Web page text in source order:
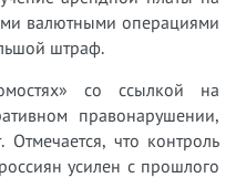
валютными операциями
штраф.
со ссылкой на
правонарушении,
Отмечается, что контроль
усилен с прошлого